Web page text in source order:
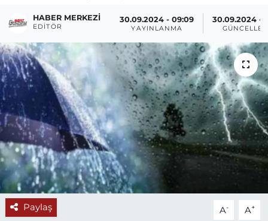
HABER MERKEZI
EDITÖR
30.09.2024 - 09:09
YAYINLANMA
30.09.2024 -
Paylaş A- A+